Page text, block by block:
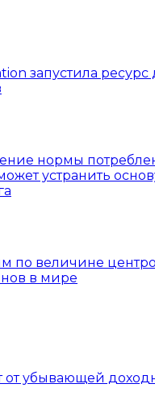
запустила ресурс
нормы
устранить
по величине
в мире
от убывающей